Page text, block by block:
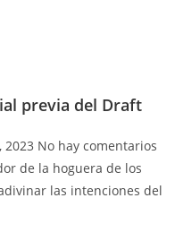
previa del Draft
2023 No hay comentarios
de la hoguera de los
las intenciones del